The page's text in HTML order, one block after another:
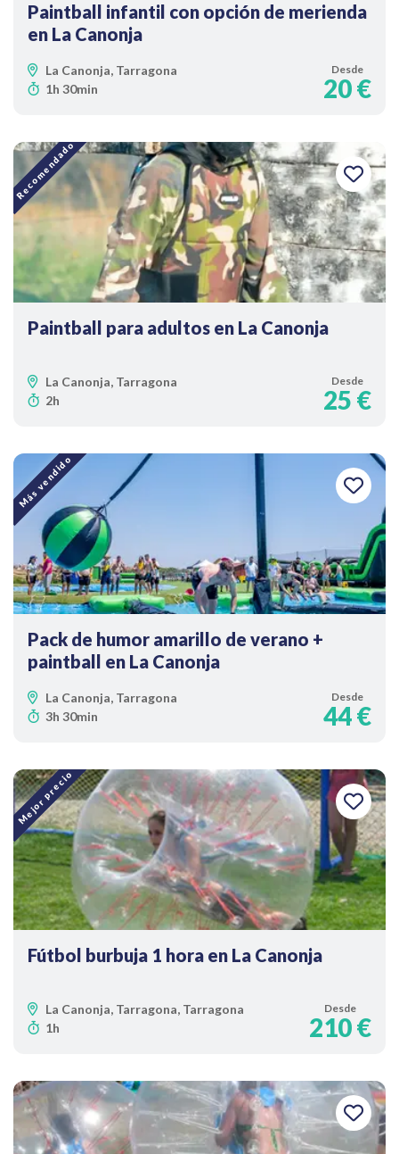
Paintball infantil con opción de merienda
en La Canonja
La Canonja, Tarragona
1h 30min
Desde
20 €
Recomendado
Paintball para adultos en La Canonja
La Canonja, Tarragona
2h
Desde
25 €
Más vendido
Pack de humor amarillo de verano +
paintball en La Canonja
La Canonja, Tarragona
3h 30min
Desde
44 €
Mejor precio
Fútbol burbuja 1 hora en La Canonja
La Canonja, Tarragona, Tarragona
1h
Desde
210 €